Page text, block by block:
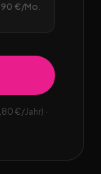
€/Mo.
€/Jahr) ·